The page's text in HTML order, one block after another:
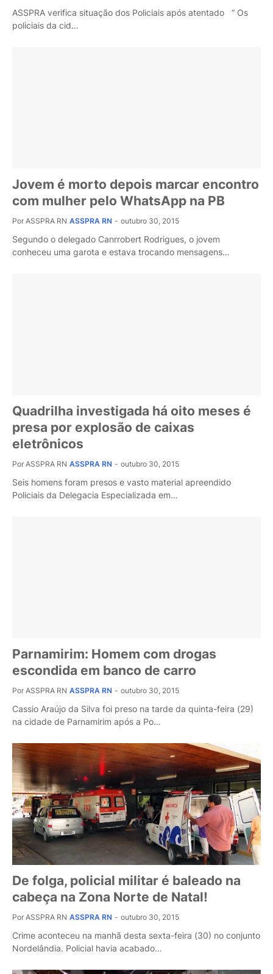
ASSPRA verifica situação dos Policiais após atentado “ Os
policiais da cid…
Jovem é morto depois marcar encontro
com mulher pelo WhatsApp na PB
Por ASSPRA RN ASSPRA RN - outubro 30, 2015
Segundo o delegado Canrrobert Rodrigues, o jovem
conheceu uma garota e estava trocando mensagens…
Quadrilha investigada há oito meses é
presa por explosão de caixas
eletrônicos
Por ASSPRA RN ASSPRA RN - outubro 30, 2015
Seis homens foram presos e vasto material apreendido
Policiais da Delegacia Especializada em…
Parnamirim: Homem com drogas
escondida em banco de carro
Por ASSPRA RN ASSPRA RN - outubro 30, 2015
Cassio Araújo da Silva foi preso na tarde da quinta-feira (29)
na cidade de Parnamirim após a Po…
De folga, policial militar é baleado na
cabeça na Zona Norte de Natal!
Por ASSPRA RN ASSPRA RN - outubro 30, 2015
Crime aconteceu na manhã desta sexta-feira (30) no conjunto
Nordelândia. Policial havia acabado…